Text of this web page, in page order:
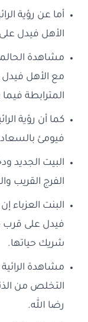
أما عن رؤية
الأهل فيدل على
مشاهدة
مع الأهل فيدل
المترابطة فيما
كما أن رؤية
فيومئ
البيت الجديد
الفرج القريب
البنت العزباء
فيدل على قرب
شريك حياتها.
مشاهدة
التخلص من
رضا الله.